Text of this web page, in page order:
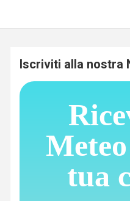
Iscriviti alla nostra
tua